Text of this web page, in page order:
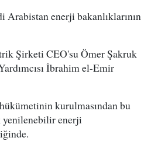
Arabistan enerji bakanlıklarının
Şirketi CEO'su Ömer Şakruk
İbrahim el-Emir
kurulmasından bu
yenilenebilir enerji